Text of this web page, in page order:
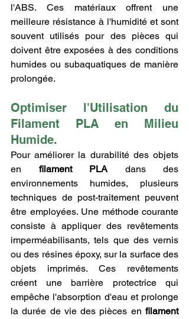
l'ABS. Ces matériaux offrent une
meilleure résistance à l'humidité et sont
souvent utilisés pour des pièces qui
doivent être exposées à des conditions
humides ou subaquatiques de manière
prolongée.
Optimiser l'Utilisation du
Filament PLA en Milieu
Humide.
Pour améliorer la durabilité des objets
en filament PLA dans des
environnements humides, plusieurs
techniques de post-traitement peuvent
être employées. Une méthode courante
consiste à appliquer des revêtements
imperméabilisants, tels que des vernis
ou des résines époxy, sur la surface des
objets imprimés. Ces revêtements
créent une barrière protectrice qui
empêche l'absorption d'eau et prolonge
la durée de vie des pièces en filament